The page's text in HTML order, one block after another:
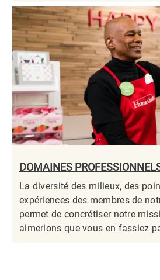
DOMAINES
La diversité des milieux, des
expériences des membres de
permet de concrétiser notre
aimerions que vous en fassiez